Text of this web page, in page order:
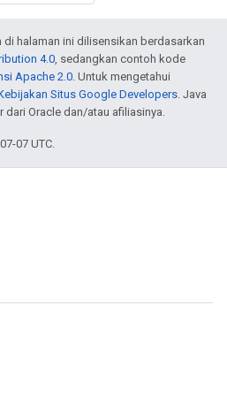
halaman ini dilisensikan berdasarkan
4.0, sedangkan contoh kode
Apache 2.0. Untuk mengetahui
Situs Google Developers. Java
Oracle dan/atau afiliasinya.
07 UTC.